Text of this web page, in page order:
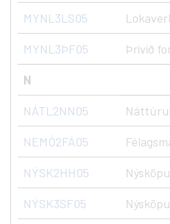
MYNL3LS05
MYNL3ÞF05 Þrívíð
N
NÁTL2NN05
NEMÓ2FÁ05
NÝSK2HH05
NÝSK3SF05